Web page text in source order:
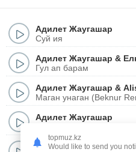
Адилет Жаугашар
Суй ия
Адилет Жаугашар &
Гул ап барам
Адилет Жаугашар &
Маган унаган (Beknur
Адилет Жаугашар
Адилет Жаугашар&
topmuz.kz
Would like to send you